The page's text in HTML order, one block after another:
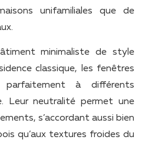
unifamiliales que de
minimaliste de style
classique, les fenêtres
parfaitement à différents
Leur neutralité permet une
s’accordant aussi bien
qu’aux textures froides du